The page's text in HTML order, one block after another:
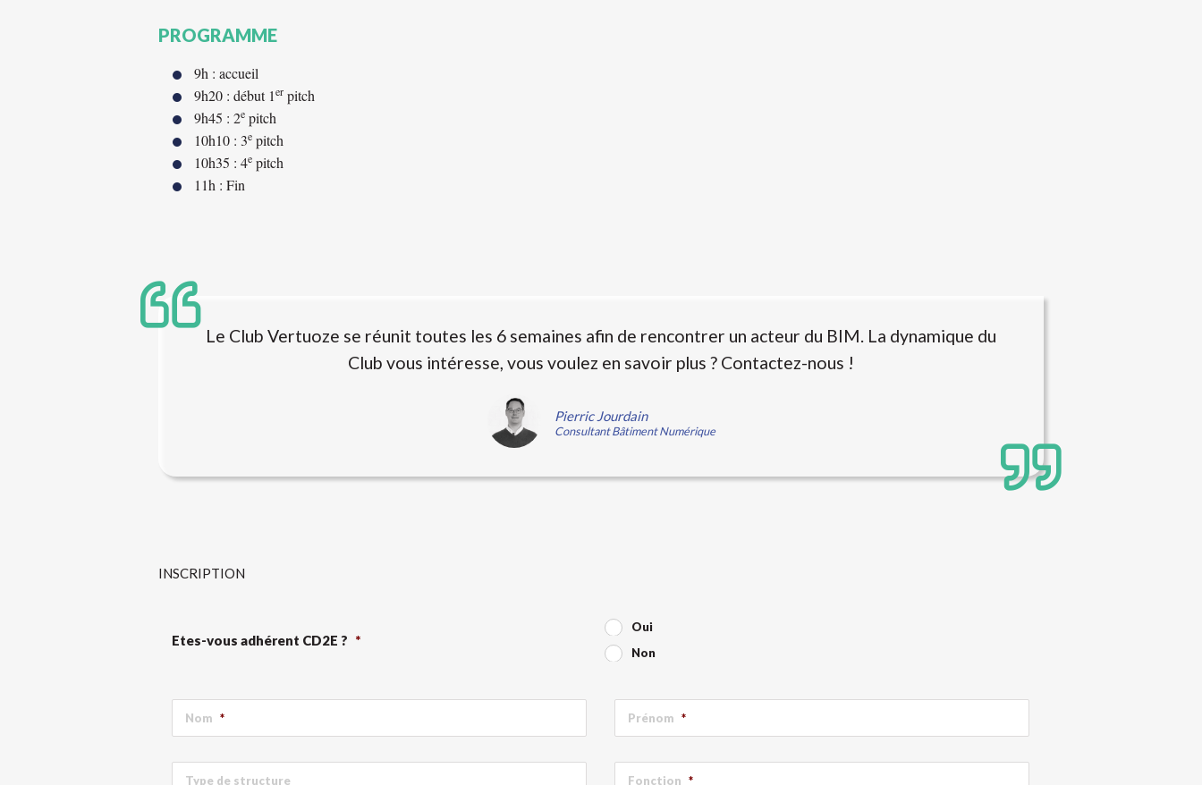
PROGRAMME
9h : accueil
9h20 : début 1er pitch
9h45 : 2e pitch
10h10 : 3e pitch
10h35 : 4e pitch
11h : Fin
Le Club Vertuoze se réunit toutes les 6 semaines afin de rencontrer un acteur du BIM. La dynamique du
Club vous intéresse, vous voulez en savoir plus ? Contactez-nous !
Pierric Jourdain
Consultant Bâtiment Numérique
INSCRIPTION
Etes-vous adhérent CD2E ? *
Oui
Non
Nom * Prénom *
Type de structure Fonction *